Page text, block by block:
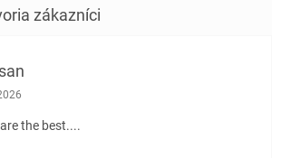
obchodu je 5 z 5 hviezdičiek.
the best....